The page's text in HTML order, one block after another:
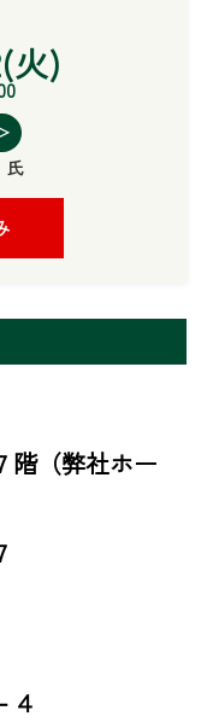
火)
氏
階（弊社ホー
４